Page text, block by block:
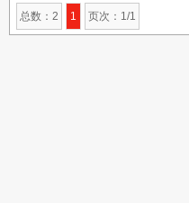
总数：2 1 页次：1/1